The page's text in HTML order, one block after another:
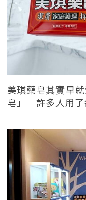
美琪藥皂其實早
皂」 許多人用了